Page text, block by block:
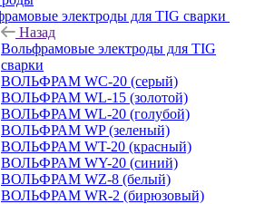
электроды для TIG сварки
Назад
Вольфрамовые электроды для TIG
сварки
ВОЛЬФРАМ WC-20 (серый)
ВОЛЬФРАМ WL-15 (золотой)
ВОЛЬФРАМ WL-20 (голубой)
ВОЛЬФРАМ WP (зеленый)
ВОЛЬФРАМ WT-20 (красный)
ВОЛЬФРАМ WY-20 (синий)
ВОЛЬФРАМ WZ-8 (белый)
ВОЛЬФРАМ WR-2 (бирюзовый)